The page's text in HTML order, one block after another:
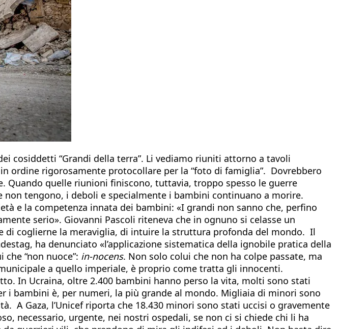
cosiddetti “Grandi della terra”. Li vediamo riuniti attorno a tavoli
rigorosamente protocollare per la “foto di famiglia”. Dovrebbero
Quando quelle riunioni finiscono, tuttavia, troppo spesso le guerre
tengono, i deboli e specialmente i bambini continuano a morire.
e la competenza innata dei bambini: «I grandi non sanno che, perfino
serio». Giovanni Pascoli riteneva che in ognuno si celasse un
di coglierne la meraviglia, di intuire la struttura profonda del mondo. Il
ha denunciato «l’applicazione sistematica della ignobile pratica della
“non nuoce”: in-nocens. Non solo colui che non ha colpe passate, ma
a quello imperiale, è proprio come tratta gli innocenti.
In Ucraina, oltre 2.400 bambini hanno perso la vita, molti sono stati
bambini è, per numeri, la più grande al mondo. Migliaia di minori sono
Gaza, l’Unicef riporta che 18.430 minori sono stati uccisi o gravemente
necessario, urgente, nei nostri ospedali, se non ci si chiede chi li ha